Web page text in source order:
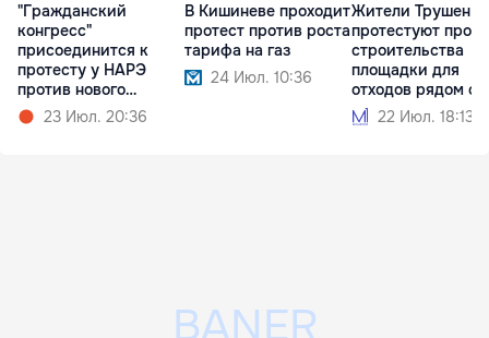
"Гражданский
конгресс"
присоединится к
протесту у НАРЭ
против нового
тарифного шока
23 Июл. 20:36
В Кишиневе проходит
протест против роста
тарифа на газ
24 Июл. 10:36
Жители Трушен
протестуют
строительства
площадки для
отходов рядом с
домами
22 Июл. 18:13